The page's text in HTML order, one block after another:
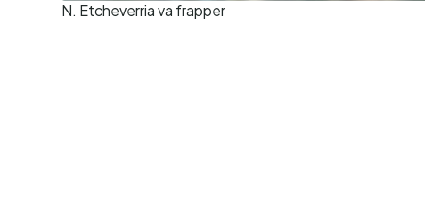
N. Etcheverria va frapper